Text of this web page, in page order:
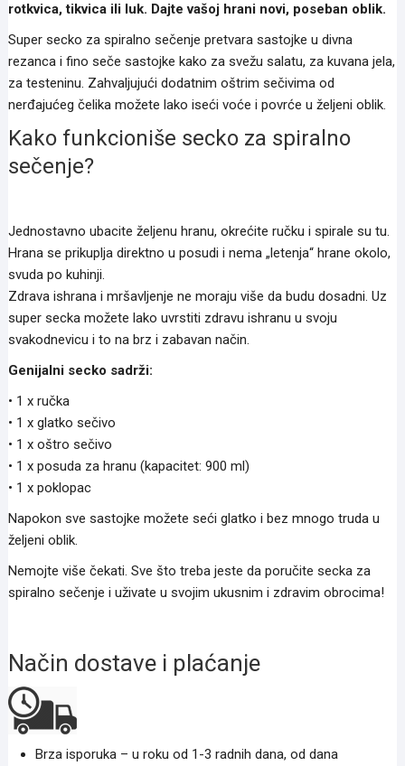
rotkvica, tikvica ili luk. Dajte vašoj hrani novi, poseban oblik.
Super secko za spiralno sečenje pretvara sastojke u divna
rezanca i fino seče sastojke kako za svežu salatu, za kuvana jela,
za testeninu. Zahvaljujući dodatnim oštrim sečivima od
nerđajućeg čelika možete lako iseći voće i povrće u željeni oblik.
Kako funkcioniše secko za spiralno
sečenje?
Jednostavno ubacite željenu hranu, okrećite ručku i spirale su tu.
Hrana se prikuplja direktno u posudi i nema „letenja“ hrane okolo,
svuda po kuhinji.
Zdrava ishrana i mršavljenje ne moraju više da budu dosadni. Uz
super secka možete lako uvrstiti zdravu ishranu u svoju
svakodnevicu i to na brz i zabavan način.
Genijalni secko sadrži:
• 1 x ručka
• 1 x glatko sečivo
• 1 x oštro sečivo
• 1 x posuda za hranu (kapacitet: 900 ml)
• 1 x poklopac
Napokon sve sastojke možete seći glatko i bez mnogo truda u
željeni oblik.
Nemojte više čekati. Sve što treba jeste da poručite secka za
spiralno sečenje i uživate u svojim ukusnim i zdravim obrocima!
Način dostave i plaćanje
Brza isporuka – u roku od 1-3 radnih dana, od dana